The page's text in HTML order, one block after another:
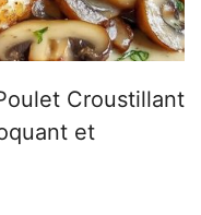
Croustillant
et